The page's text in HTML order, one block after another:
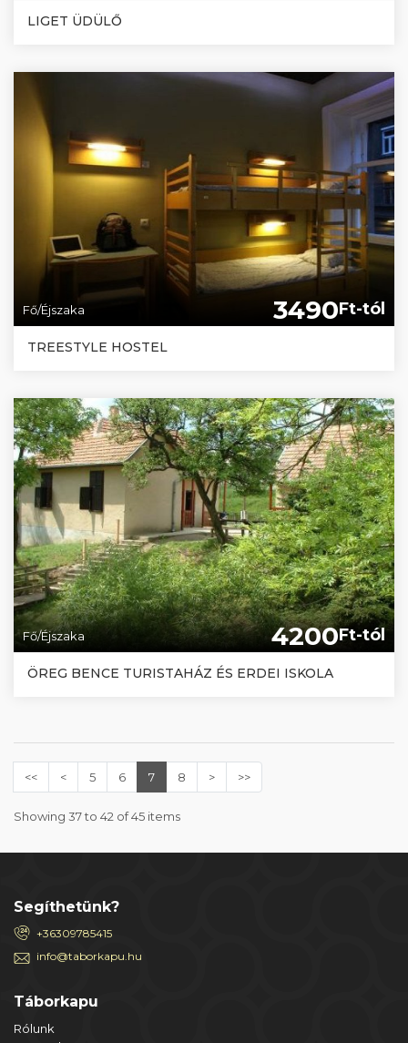
LIGET ÜDÜLŐ
Fő/Éjszaka 3490Ft-tól
TREESTYLE HOSTEL
Fő/Éjszaka 4200Ft-tól
ÖREG BENCE TURISTAHÁZ ÉS ERDEI ISKOLA
<< < 5 6 7 8 > >>
Showing 37 to 42 of 45 items
Segíthetünk?
+36309785415
info@taborkapu.hu
Táborkapu
Rólunk